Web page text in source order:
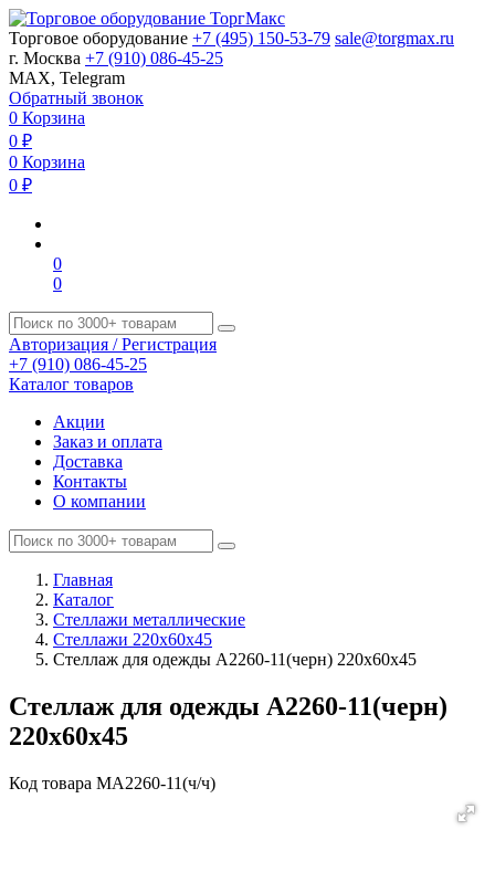
Торговое оборудование +7 (495) 150-53-79 sale@torgmax.ru
г. Москва +7 (910) 086-45-25
MAX, Telegram
Обратный звонок
0 Корзина
0 ₽
0 Корзина
0 ₽
0
0
Авторизация / Регистрация
+7 (910) 086-45-25
Каталог товаров
Акции
Заказ и оплата
Доставка
Контакты
О компании
Главная
Каталог
Стеллажи металлические
Стеллажи 220х60х45
Стеллаж для одежды A2260-11(черн) 220х60х45
Стеллаж для одежды A2260-11(черн)
220х60х45
Код товара MA2260-11(ч/ч)